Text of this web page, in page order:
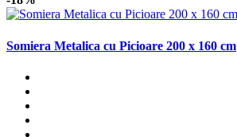
Somiera Metalica cu Picioare 200 x 160 cm